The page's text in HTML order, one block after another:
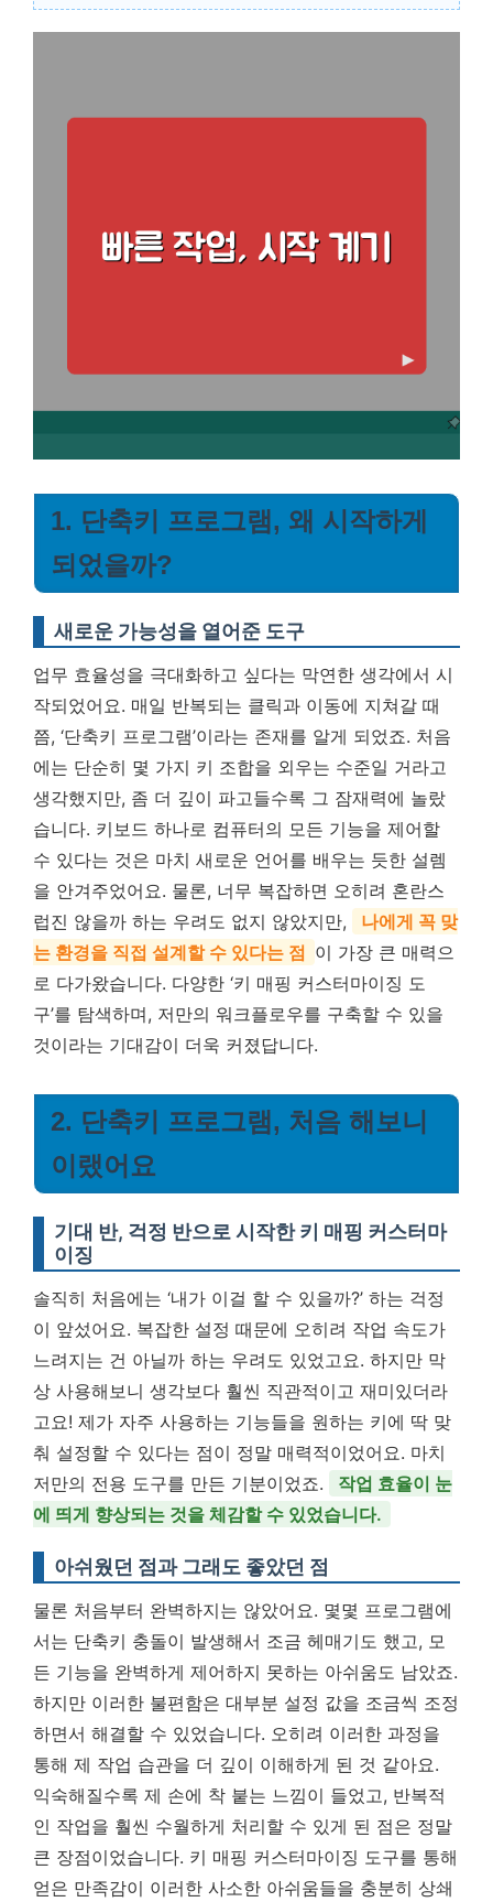
1. 단축키 프로그램, 왜 시작하게
되었을까?
새로운 가능성을 열어준 도구
업무 효율성을 극대화하고 싶다는 막연한 생각에서 시
작되었어요. 매일 반복되는 클릭과 이동에 지쳐갈 때
쯤, ‘단축키 프로그램’이라는 존재를 알게 되었죠. 처음
에는 단순히 몇 가지 키 조합을 외우는 수준일 거라고
생각했지만, 좀 더 깊이 파고들수록 그 잠재력에 놀랐
습니다. 키보드 하나로 컴퓨터의 모든 기능을 제어할
수 있다는 것은 마치 새로운 언어를 배우는 듯한 설렘
을 안겨주었어요. 물론, 너무 복잡하면 오히려 혼란스
럽진 않을까 하는 우려도 없지 않았지만,
나에게 꼭 맞
는 환경을 직접 설계할 수 있다는 점 이 가장 큰 매력으
로 다가왔습니다. 다양한 ‘키 매핑 커스터마이징 도
구’를 탐색하며, 저만의 워크플로우를 구축할 수 있을
것이라는 기대감이 더욱 커졌답니다.
2. 단축키 프로그램, 처음 해보니
이랬어요
기대 반, 걱정 반으로 시작한 키 매핑 커스터마
이징
솔직히 처음에는 ‘내가 이걸 할 수 있을까?’ 하는 걱정
이 앞섰어요. 복잡한 설정 때문에 오히려 작업 속도가
느려지는 건 아닐까 하는 우려도 있었고요. 하지만 막
상 사용해보니 생각보다 훨씬 직관적이고 재미있더라
고요! 제가 자주 사용하는 기능들을 원하는 키에 딱 맞
춰 설정할 수 있다는 점이 정말 매력적이었어요. 마치
저만의 전용 도구를 만든 기분이었죠.
작업 효율이 눈
에 띄게 향상되는 것을 체감할 수 있었습니다.
아쉬웠던 점과 그래도 좋았던 점
물론 처음부터 완벽하지는 않았어요. 몇몇 프로그램에
서는 단축키 충돌이 발생해서 조금 헤매기도 했고, 모
든 기능을 완벽하게 제어하지 못하는 아쉬움도 남았죠.
하지만 이러한 불편함은 대부분 설정 값을 조금씩 조정
하면서 해결할 수 있었습니다. 오히려 이러한 과정을
통해 제 작업 습관을 더 깊이 이해하게 된 것 같아요.
익숙해질수록 제 손에 착 붙는 느낌이 들었고, 반복적
인 작업을 훨씬 수월하게 처리할 수 있게 된 점은 정말
큰 장점이었습니다. 키 매핑 커스터마이징 도구를 통해
얻은 만족감이 이러한 사소한 아쉬움들을 충분히 상쇄